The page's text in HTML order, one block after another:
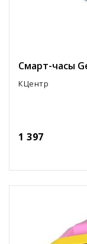
Смарт-часы
КЦентр
1 397